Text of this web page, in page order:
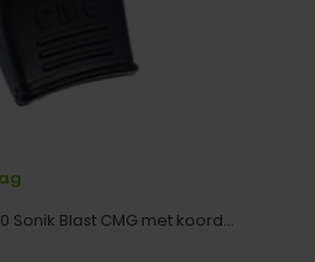
Sonik Blast CMG met koord...